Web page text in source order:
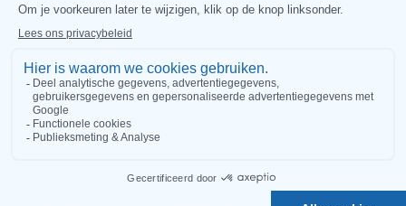
Arcus Sportfysiotherapie